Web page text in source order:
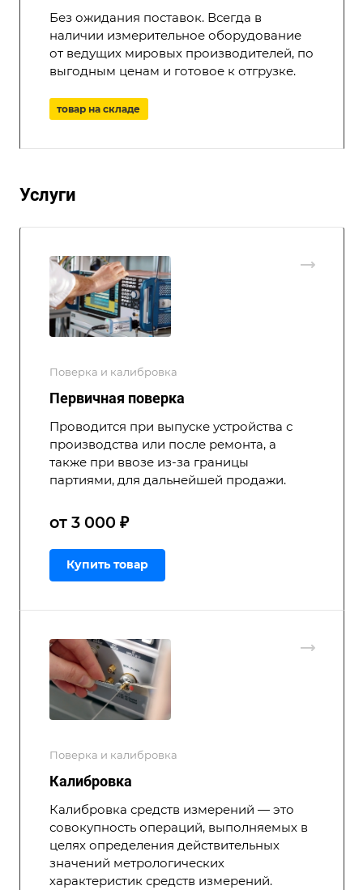
Без ожидания поставок. Всегда в
наличии измерительное оборудование
от ведущих мировых производителей, по
выгодным ценам и готовое к отгрузке.
товар на складе
Услуги
Поверка и калибровка
Первичная поверка
Проводится при выпуске устройства с
производства или после ремонта, а
также при ввозе из-за границы
партиями, для дальнейшей продажи.
от 3 000 ₽
Купить товар
Поверка и калибровка
Калибровка
Калибровка средств измерений — это
совокупность операций, выполняемых в
целях определения действительных
значений метрологических
характеристик средств измерений.